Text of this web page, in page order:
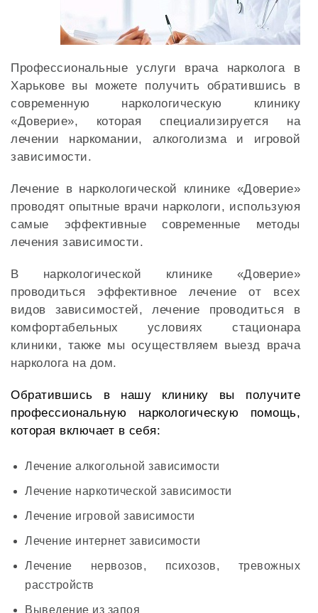
Профессиональные услуги врача нарколога в
Харькове вы можете получить обратившись в
современную наркологическую клинику
«Доверие», которая специализируется на
лечении наркомании, алкоголизма и игровой
зависимости.
Лечение в наркологической клинике «Доверие»
проводят опытные врачи наркологи, используюя
самые эффективные современные методы
лечения зависимости.
В наркологической клинике «Доверие»
проводиться эффективное лечение от всех
видов зависимостей, лечение проводиться в
комфортабельных условиях стационара
клиники, также мы осуществляем выезд врача
нарколога на дом.
Обратившись в нашу клинику вы получите
профессиональную наркологическую помощь,
которая включает в себя:
Лечение алкогольной зависимости
Лечение наркотической зависимости
Лечение игровой зависимости
Лечение интернет зависимости
Лечение нервозов, психозов, тревожных
расстройств
Выведение из запоя